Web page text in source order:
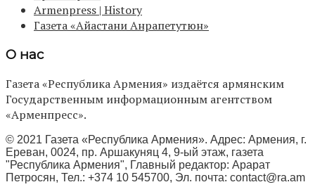
Armenpress | History
Газета «Айастани Анрапетутюн»
О нас
Газета «Республика Армения» издаётся армянским
Государственным информационным агентством
«Арменпресс».
© 2021 Газета «Республика Армения». Адрес: Армения, г.
Ереван, 0024, пр. Аршакуняц 4, 9-ый этаж, газета
"Республика Армения", Главный редактор: Арарат
Петросян, Тел.: +374 10 545700, Эл. почта: contact@ra.am